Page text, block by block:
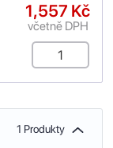
1,557 Kč
včetně DPH
1 Produkty